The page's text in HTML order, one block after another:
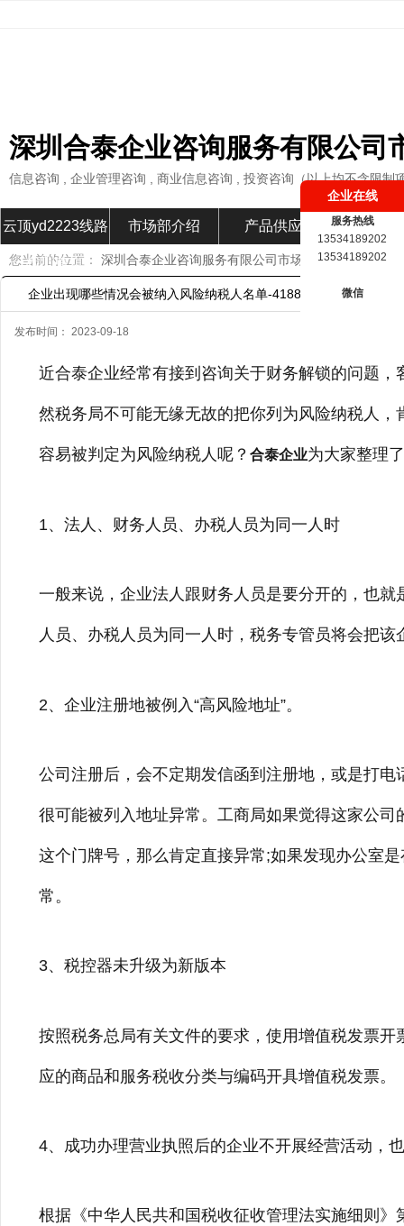
深圳合泰企业咨询服务有限公司
信息咨询 , 企业管理咨询 , 商业信息咨询 , 投资咨询（以上均不含限制
云顶yd2223线路
检测首页
市场部介绍 产品供应 市场部
您当前的位置： 深圳合泰企业咨询服务有限公司市场部 »市场部新闻
企业出现哪些情况会被纳入风险纳税人名单-4188云顶集团
发布时间： 2023-09-18
近合泰企业经常有接到咨询关于财务解锁的问题
然税务局不可能无缘无故的把你列为风险纳税人
容易被判定为风险纳税人呢？ 合泰企业为大家整理
1、法人、财务人员、办税人员为同一人时
一般来说，企业法人跟财务人员是要分开的，也
人员、办税人员为同一人时，税务专管员将会把该
2、企业注册地被例入“高风险地址”。
公司注册后，会不定期发信函到注册地，或是打
很可能被列入地址异常。工商局如果觉得这家公
这个门牌号，那么肯定直接异常;如果发现办公室
常。
3、税控器未升级为新版本
按照税务总局有关文件的要求，使用增值税发票
应的商品和服务税收分类与编码开具增值税发票。
4、成功办理营业执照后的企业不开展经营活动，
根据《中华人民共和国税收征收管理法实施细则
企业在线
服务热线
13534189202
13534189202
微信